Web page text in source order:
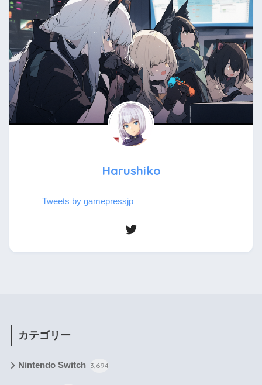
Harushiko
Tweets by gamepressjp
カテゴリー
Nintendo Switch 3,694